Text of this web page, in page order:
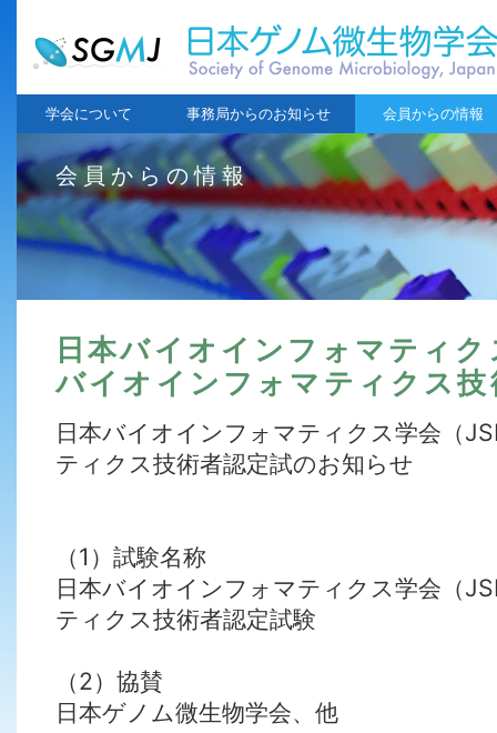
学会について 事務局からのお知らせ 会員からの情報
会員からの情報
日本バイオインフォマティ
バイオインフォマティクス技
日本バイオインフォマティクス学会（
ティクス技術者認定試のお知らせ
（1）試験名称
日本バイオインフォマティクス学会（
ティクス技術者認定試験
（2）協賛
日本ゲノム微生物学会、他